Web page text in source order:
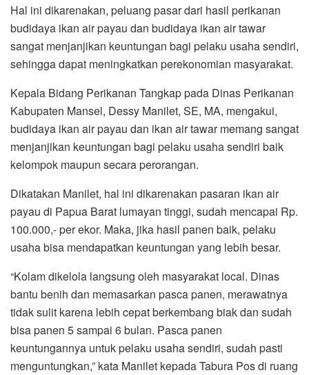
Hal ini dikarenakan, peluang pasar dari hasil perikanan
budidaya ikan air payau dan budidaya ikan air tawar
sangat menjanjikan keuntungan bagi pelaku usaha sendiri,
sehingga dapat meningkatkan perekonomian masyarakat.
Kepala Bidang Perikanan Tangkap pada Dinas Perikanan
Kabupaten Mansel, Dessy Manilet, SE, MA, mengakui,
budidaya ikan air payau dan ikan air tawar memang sangat
menjanjikan keuntungan bagi pelaku usaha sendiri baik
kelompok maupun secara perorangan.
Dikatakan Manilet, hal ini dikarenakan pasaran ikan air
payau di Papua Barat lumayan tinggi, sudah mencapai Rp.
100.000,- per ekor. Maka, jika hasil panen baik, pelaku
usaha bisa mendapatkan keuntungan yang lebih besar.
“Kolam dikelola langsung oleh masyarakat local. Dinas
bantu benih dan memasarkan pasca panen, merawatnya
tidak sulit karena lebih cepat berkembang biak dan sudah
bisa panen 5 sampai 6 bulan. Pasca panen
keuntungannya untuk pelaku usaha sendiri, sudah pasti
menguntungkan,” kata Manilet kepada Tabura Pos di ruang